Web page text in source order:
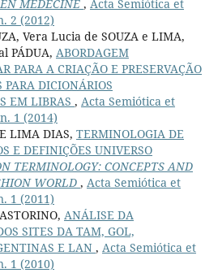
MÉDECINE , Acta Semiótica et
2 (2012)
Vera Lucia de SOUZA e LIMA,
PÁDUA, ABORDAGEM
PARA A CRIAÇÃO E PRESERVAÇÃO
PARA DICIONÁRIOS
EM LIBRAS , Acta Semiótica et
1 (2014)
LIMA DIAS, TERMINOLOGIA DE
E DEFINIÇÕES UNIVERSO
TERMINOLOGY: CONCEPTS AND
WORLD , Acta Semiótica et
1 (2011)
ANÁLISE DA
SITES DA TAM, GOL,
E LAN , Acta Semiótica et
1 (2010)